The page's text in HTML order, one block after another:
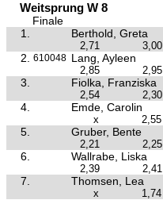
Weitsprung W 8
Finale
1.
Berthold, Greta
2,71 3,00
2. 610048 Lang, Ayleen
2,85 2,95
3. Fiolka, Franziska
2,54 2,30
4. Emde, Carolin
x 2,55
5. Gruber, Bente
2,21 2,25
6. Wallrabe, Liska
2,39 2,41
7. Thomsen, Lea
x 1,74